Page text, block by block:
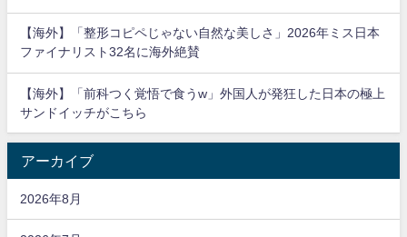
【海外】「整形コピペじゃない自然な美しさ」2026年ミス日本
ファイナリスト32名に海外絶賛
【海外】「前科つく覚悟で食うw」外国人が発狂した日本の極上
サンドイッチがこちら
アーカイブ
2026年8月